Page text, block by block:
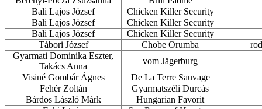
Bali Lajos József
Chicken Killer Security
Bali Lajos József
Chicken Killer Security
Bali Lajos József
Chicken Killer Security
Tábori József
Chobe Orumba
Gyarmati Dominika Eszter,
Takács Anna
vom Jägerburg
Visiné Gombár Ágnes
De La Terre Sauvage
Fehér Zoltán
Gyarmatszéli Durcás
Bárdos László Márk
Hungarian Favorit